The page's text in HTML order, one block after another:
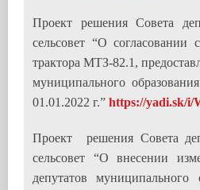
Проект решения Совета
сельсовет “О согласовании
трактора МТЗ-82.1,
муниципального
01.01.2022 г.” https://yadi.sk/i/
Проект решения Совета
сельсовет “О внесении
депутатов муниципального